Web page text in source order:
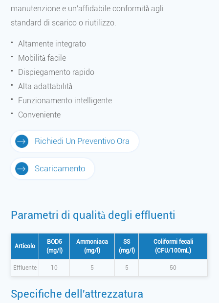
manutenzione e un'affidabile conformità agli
standard di scarico o riutilizzo.
Altamente integrato
Mobilità facile
Dispiegamento rapido
Alta adattabilità
Funzionamento intelligente
Conveniente
Richiedi Un Preventivo Ora
Scaricamento
Parametri di qualità degli effluenti
Articolo
BOD5
(mg/l)
Ammoniaca
(mg/l)
SS
(mg/l)
Coliformi fecali
(CFU/100mL)
Effluente 10 5 5 50
Specifiche dell'attrezzatura